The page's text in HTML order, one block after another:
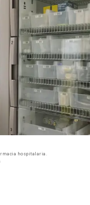
hospitalaria.